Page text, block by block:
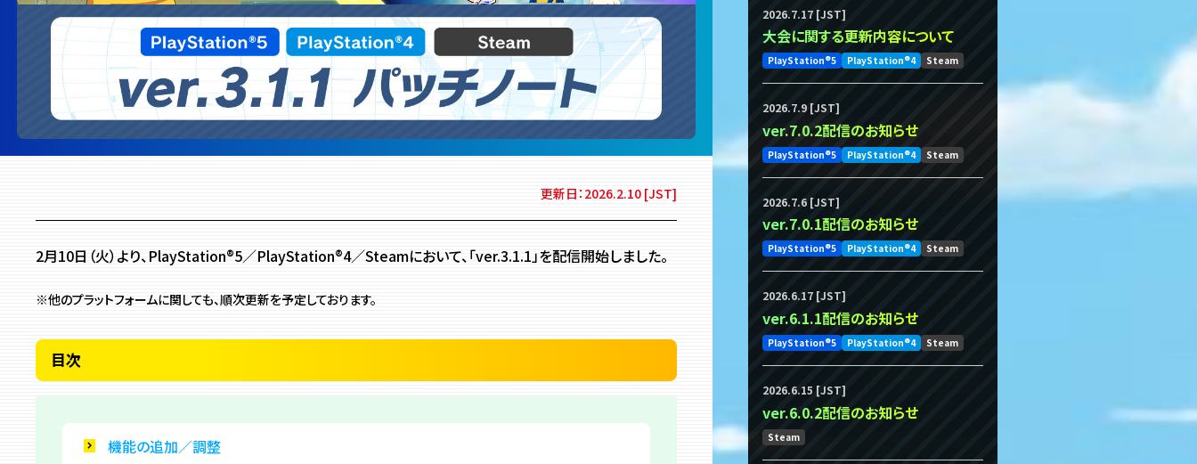
更新日：2026.2.10 [JST]
2月10日（火）より、PlayStation®5／PlayStation®4／Steamにおいて、「ver.3.1.1」を配信開始しました。
※他のプラットフォームに関しても、順次更新を予定しております。
目次
機能の追加／調整
2026.7.17 [JST]
大会に関する更新内容について
PlayStation®5 PlayStation®4 Steam
2026.7.9 [JST]
ver.7.0.2配信のお知らせ
PlayStation®5 PlayStation®4 Steam
2026.7.6 [JST]
ver.7.0.1配信のお知らせ
PlayStation®5 PlayStation®4 Steam
2026.6.17 [JST]
ver.6.1.1配信のお知らせ
PlayStation®5 PlayStation®4 Steam
2026.6.15 [JST]
ver.6.0.2配信のお知らせ
Steam